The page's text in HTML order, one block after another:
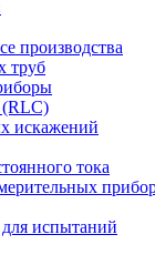
производства
труб
(RLC)
искажений
тока
испытаний